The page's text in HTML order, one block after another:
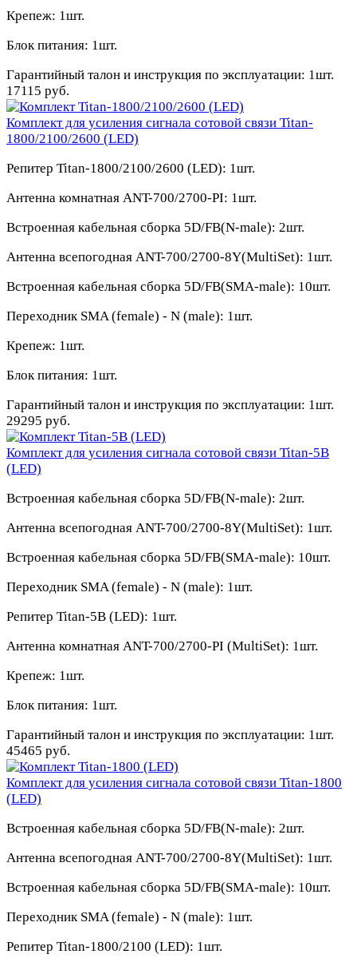
Крепеж: 1шт.
Блок питания: 1шт.
Гарантийный талон и инструкция по эксплуатации: 1шт.
17115 руб.
Комплект для усиления сигнала сотовой связи Titan-
1800/2100/2600 (LED)
Репитер Titan-1800/2100/2600 (LED): 1шт.
Антенна комнатная ANT-700/2700-PI: 1шт.
Встроенная кабельная сборка 5D/FB(N-male): 2шт.
Антенна всепогодная ANT-700/2700-8Y(MultiSet): 1шт.
Встроенная кабельная сборка 5D/FB(SMA-male): 10шт.
Переходник SMA (female) - N (male): 1шт.
Крепеж: 1шт.
Блок питания: 1шт.
Гарантийный талон и инструкция по эксплуатации: 1шт.
29295 руб.
Комплект для усиления сигнала сотовой связи Titan-5B
(LED)
Встроенная кабельная сборка 5D/FB(N-male): 2шт.
Антенна всепогодная ANT-700/2700-8Y(MultiSet): 1шт.
Встроенная кабельная сборка 5D/FB(SMA-male): 10шт.
Переходник SMA (female) - N (male): 1шт.
Репитер Titan-5B (LED): 1шт.
Антенна комнатная ANT-700/2700-PI (MultiSet): 1шт.
Крепеж: 1шт.
Блок питания: 1шт.
Гарантийный талон и инструкция по эксплуатации: 1шт.
45465 руб.
Комплект для усиления сигнала сотовой связи Titan-1800
(LED)
Встроенная кабельная сборка 5D/FB(N-male): 2шт.
Антенна всепогодная ANT-700/2700-8Y(MultiSet): 1шт.
Встроенная кабельная сборка 5D/FB(SMA-male): 10шт.
Переходник SMA (female) - N (male): 1шт.
Репитер Titan-1800/2100 (LED): 1шт.